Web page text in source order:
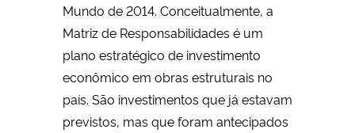
Mundo de 2014. Conceitualmente, a
Matriz de Responsabilidades é um
plano estratégico de investimento
econômico em obras estruturais no
país. São investimentos que já estavam
previstos, mas que foram antecipados